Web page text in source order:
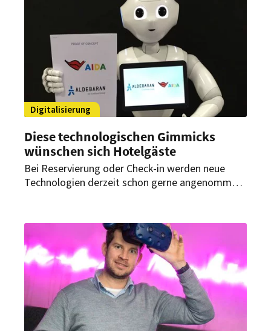
Digitalisierung
Diese technologischen Gimmicks
wünschen sich Hotelgäste
Bei Reservierung oder Check-in werden neue
Technologien derzeit schon gerne angenommen
skeptisch.